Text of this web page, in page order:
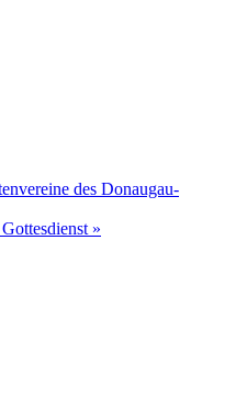
des Donaugau-
»